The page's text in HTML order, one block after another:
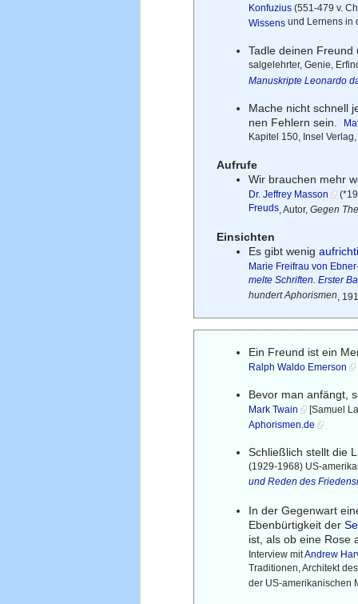
Konfuzius (551-479 v.
Wissens und Lernens in
Tadle deinen
salgelehrter, Genie,
Manuskripte Leonardo
Mache nicht schnell
nen Fehlern sein.
Kapitel 150, Insel
Aufrufe
Wir brauchen mehr
Dr. Jeffrey Masson
Freuds, Autor,Gegen
Einsichten
Es gibt wenig
Marie Freifrau von
melte Schriften. Erster
hundert Aphorismen,
Ein Freund ist ein
Ralph Waldo Emerson
Bevor man anfängt,
Mark Twain
[Samuel
Aphorismen.de
Schließlich stellt die
(1929-1968) US-
und Reden des
In der Gegenwart
Ebenbürtigkeit der
ist, als ob eine Rose
Interview mitAndrew
Traditionen, Architekt
der US-amerikanischen